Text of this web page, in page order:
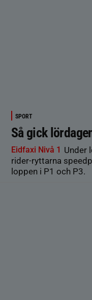
SPORT
Så gick
Eidfaxi Nivå 1 Under
rider-ryttarna
loppen i P1 och P3.